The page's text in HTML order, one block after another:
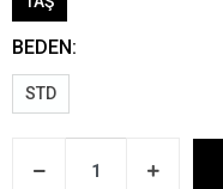
BEDEN:
STD